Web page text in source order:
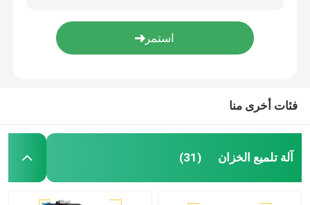
آلة ثني المخروط
فئات أخرى منا
آلة تلميع الخزان (31)